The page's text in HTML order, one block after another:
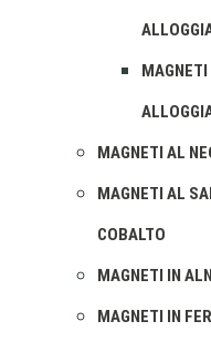
MAGNETI
MAGNETI AL
MAGNETI AL
COBALTO
MAGNETI IN
MAGNETI IN